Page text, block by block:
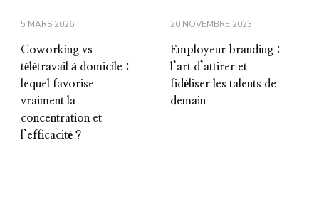
5 MARS 2026
Coworking vs
télétravail à domicile :
lequel favorise
vraiment la
concentration et
l’efficacité ?
20 NOVEMBRE 2023
Employeur branding :
l’art d’attirer et
fidéliser les talents de
demain